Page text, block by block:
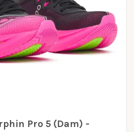
Pro 5 (Dam) -